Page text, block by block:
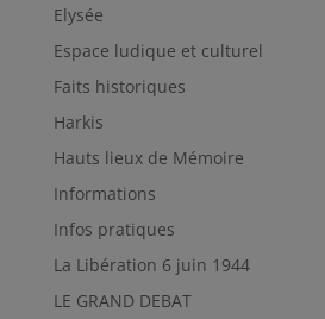
Elysée
Espace ludique et culturel
Faits historiques
Harkis
Hauts lieux de Mémoire
Informations
Infos pratiques
La Libération 6 juin 1944
LE GRAND DEBAT